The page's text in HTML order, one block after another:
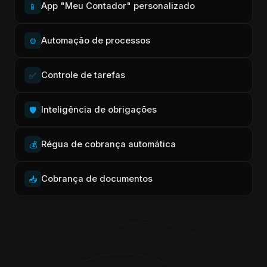
📱 App "Meu Contador" personalizado
⚙️ Automação de processos
✅ Controle de tarefas
🛡️ Inteligência de obrigações
💰 Régua de cobrança automática
📥 Cobrança de documentos